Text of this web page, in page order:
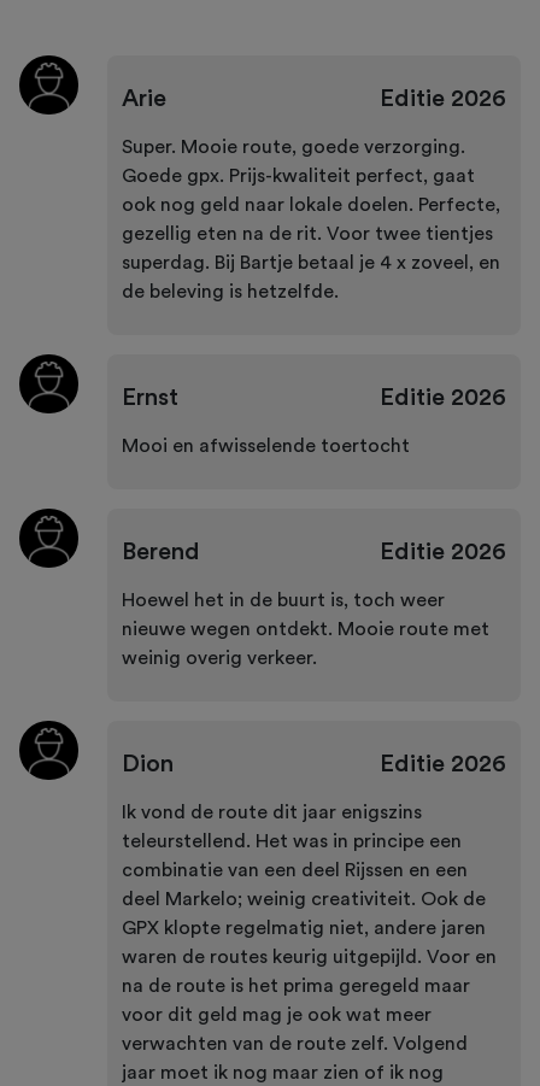
Arie Editie2026
Super. Mooie route, goede verzorging.
Goede gpx. Prijs-kwaliteit perfect, gaat
ook nog geld naar lokale doelen. Perfecte,
gezellig eten na de rit. Voor twee tientjes
superdag. Bij Bartje betaal je 4 x zoveel, en
de beleving is hetzelfde.
Ernst Editie2026
Mooi en afwisselende toertocht
Berend Editie2026
Hoewel het in de buurt is, toch weer
nieuwe wegen ontdekt. Mooie route met
weinig overig verkeer.
Dion Editie2026
Ik vond de route dit jaar enigszins
teleurstellend. Het was in principe een
combinatie van een deel Rijssen en een
deel Markelo; weinig creativiteit. Ook de
GPX klopte regelmatig niet, andere jaren
waren de routes keurig uitgepijld. Voor en
na de route is het prima geregeld maar
voor dit geld mag je ook wat meer
verwachten van de route zelf. Volgend
jaar moet ik nog maar zien of ik nog